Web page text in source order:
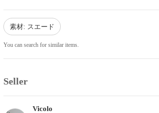
素材: スエード
You can search for similar items.
Seller
Vicolo